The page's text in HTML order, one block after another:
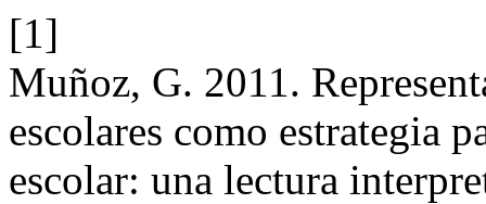
[1]
Muñoz, G. 2011.
escolares como estrategia
escolar: una lectura